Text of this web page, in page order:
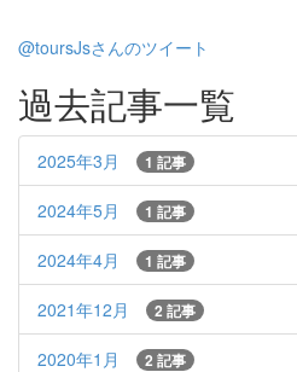
@toursJsさんのツイート
過去記事一覧
2025年3月 1 記事
2024年5月 1 記事
2024年4月 1 記事
2021年12月 2 記事
2020年1月 2 記事